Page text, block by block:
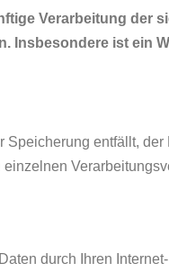
Verarbeitung der
Insbesondere ist ein
Speicherung entfällt,
durch Ihren